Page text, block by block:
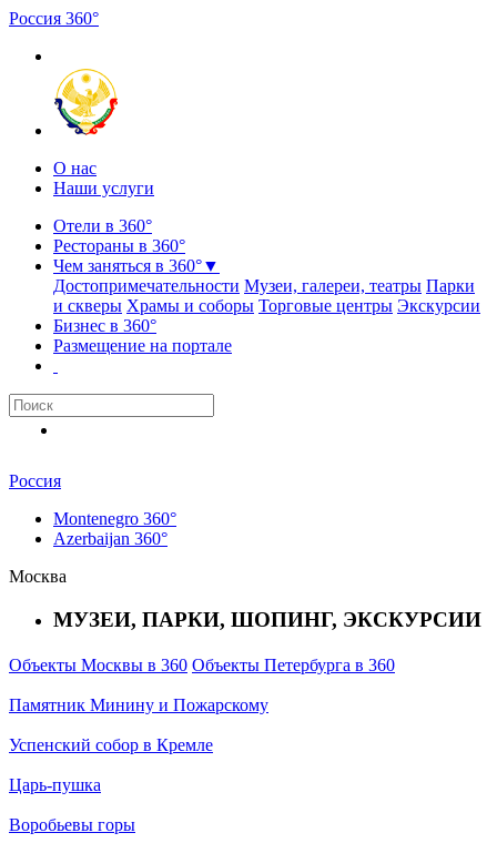
Россия 360°
О нас
Наши услуги
Отели в 360°
Рестораны в 360°
Чем заняться в 360°▼
Достопримечательности Музеи, галереи, театры Парки
и скверы Храмы и соборы Торговые центры Экскурсии
Бизнес в 360°
Размещение на портале
Россия
Montenegro 360°
Azerbaijan 360°
Москва
МУЗЕИ, ПАРКИ, ШОПИНГ, ЭКСКУРСИИ
Объекты Москвы в 360 Объекты Петербурга в 360
Памятник Минину и Пожарскому
Успенский собор в Кремле
Царь-пушка
Воробьевы горы